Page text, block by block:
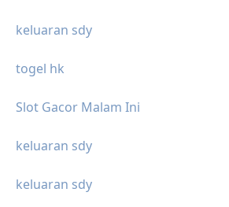
keluaran sdy
togel hk
Slot Gacor Malam Ini
keluaran sdy
keluaran sdy